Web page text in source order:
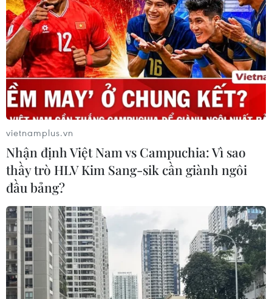
nhập khẩu nông sản Ukraine
19/04/2023 12:10
Hungary sẽ niêm phong các lô hàng của Ukraine trong
danh mục cấm nhập khẩu khi trung chuyển qua nước
này và người vận chuyển vi phạm quy định có thể bị
phạt tiền tương đương giá trị lô hàng.
vietnamplus.vn
Nhận định Việt Nam vs Campuchia: Vì sao
thầy trò HLV Kim Sang-sik cần giành ngôi
đầu bảng?